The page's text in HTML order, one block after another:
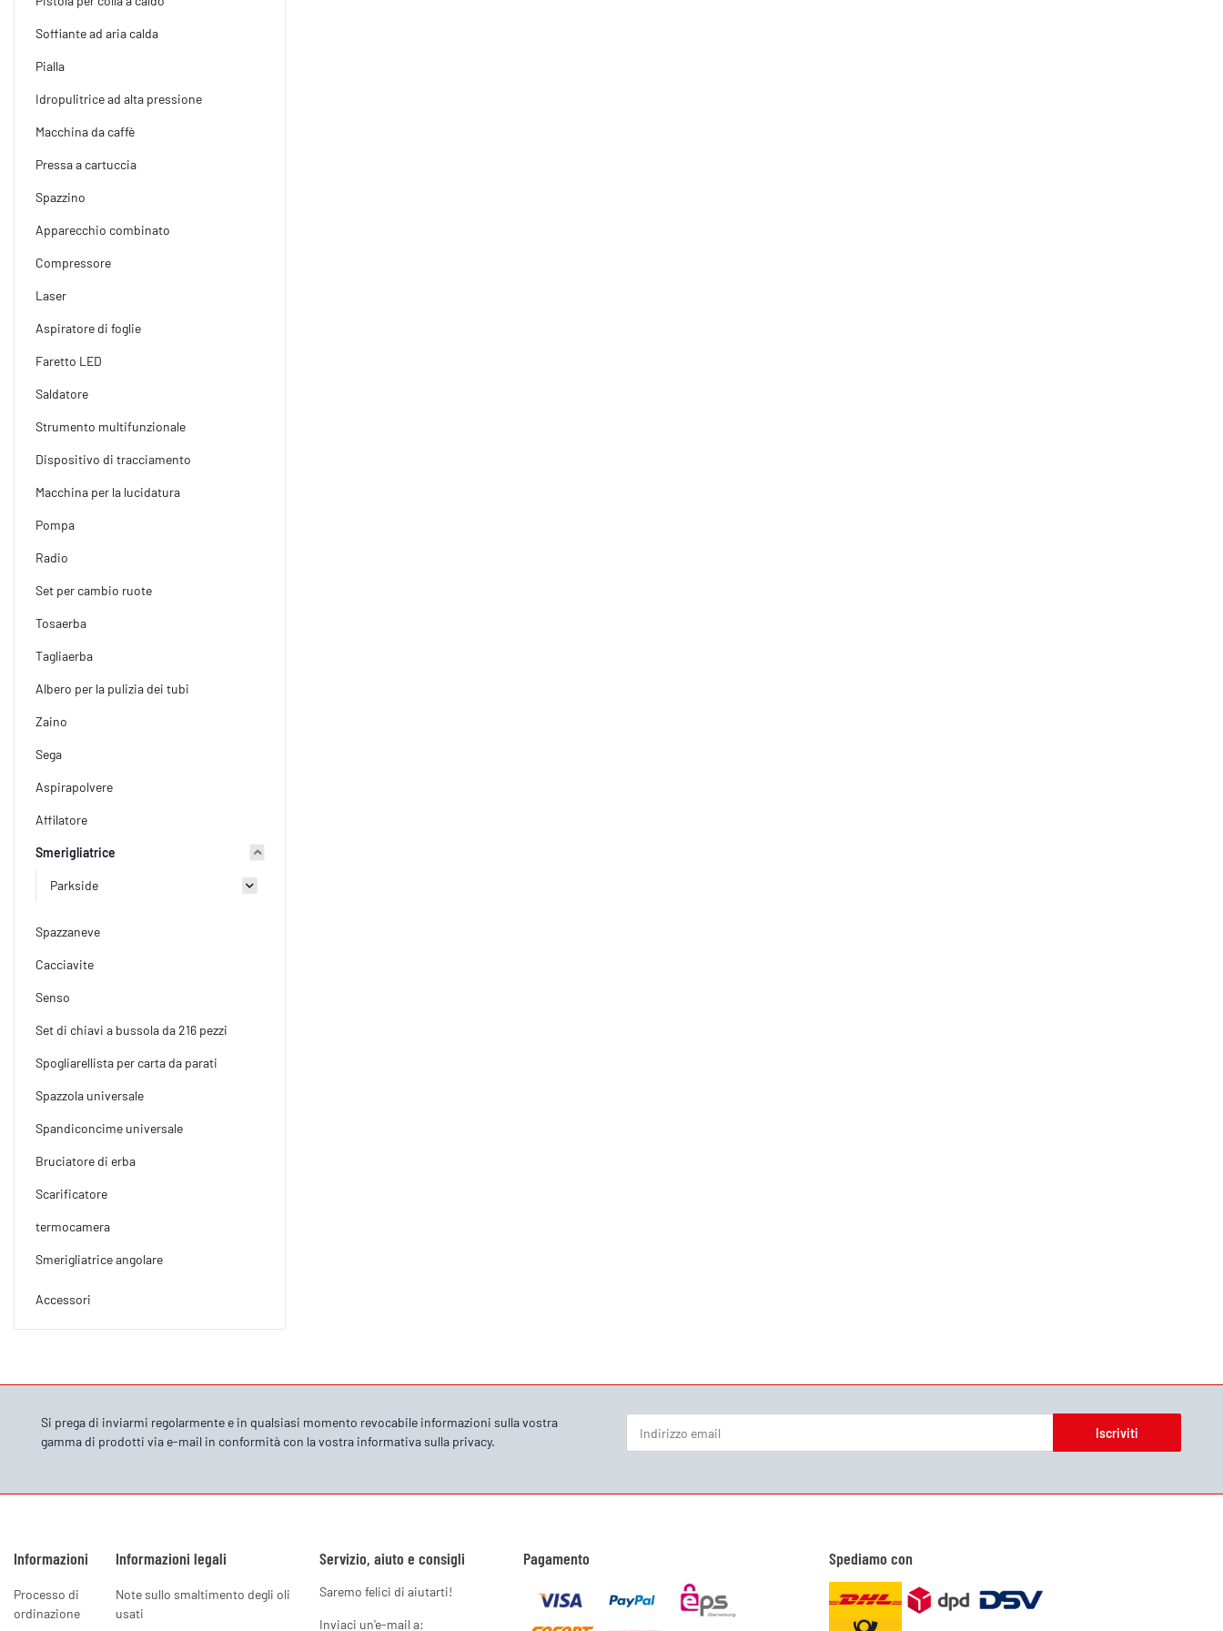
Soffiante ad aria calda
Pialla
Idropulitrice ad alta pressione
Macchina da caffè
Pressa a cartuccia
Spazzino
Apparecchio combinato
Compressore
Laser
Aspiratore di foglie
Faretto LED
Saldatore
Strumento multifunzionale
Dispositivo di tracciamento
Macchina per la lucidatura
Pompa
Radio
Set per cambio ruote
Tosaerba
Tagliaerba
Albero per la pulizia dei tubi
Zaino
Sega
Aspirapolvere
Affilatore
Smerigliatrice
Parkside
Spazzaneve
Cacciavite
Senso
Set di chiavi a bussola da 216 pezzi
Spogliarellista per carta da parati
Spazzola universale
Spandiconcime universale
Bruciatore di erba
Scarificatore
termocamera
Smerigliatrice angolare
Accessori
Si prega di inviarmi regolarmente e in qualsiasi momento revocabile informazioni sulla vostra
gamma di prodotti via e-mail in conformità con la vostra informativa sulla privacy.
Iscriviti
Informazioni
Processo di
ordinazione
Informazioni legali
Note sullo smaltimento degli oli
usati
Servizio, aiuto e consigli
Saremo felici di aiutarti!
Inviaci un'e-mail a:
Pagamento Spediamo con